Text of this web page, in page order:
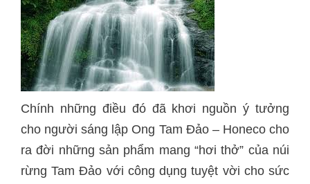
Chính những điều đó đã khơi nguồn ý tưởng
cho người sáng lập Ong Tam Đảo – Honeco cho
ra đời những sản phẩm mang “hơi thở” của núi
rừng Tam Đảo với công dụng tuyệt vời cho sức